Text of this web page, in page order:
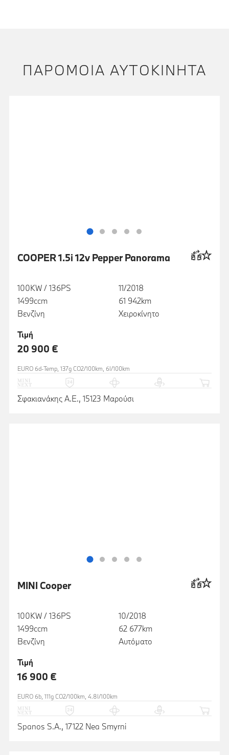
ΠΑΡΌΜΟΙΑ ΑΥΤΟΚΊΝΗΤΑ
COOPER 1.5i 12v Pepper Panorama
100KW / 136PS
1499ccm
Βενζίνη
11/2018
61 942km
Χειροκίνητο
Τιμή
20 900 €
EURO 6d-Temp, 137g CO2/100km, 6l/100km
Σφακιανάκης Α.Ε., 15123 Μαρούσι
MINI Cooper
100KW / 136PS
1499ccm
Βενζίνη
10/2018
62 677km
Αυτόματο
Τιμή
16 900 €
EURO 6b, 111g CO2/100km, 4.8l/100km
Spanos S.A., 17122 Nea Smyrni